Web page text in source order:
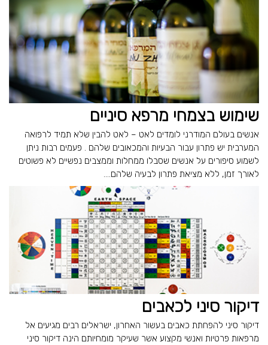
שימוש בצמחי מרפא סיניים
אנשים בעולם המודרני לומדים לאט – לאט להבין שלא תמיד לרפואה
המערבית יש פתרון עבור הבעיות והמכאובים שלהם . פעמים רבות ניתן
לשמוע סיפורים על אנשים שסבלו ממחלות וממצבים נפשיים לא פשוטים
לאורך זמן, ללא מציאת פתרון לבעיה שלהם....
דיקור סיני לכאבים
דיקור סיני להפחתת כאבים בעשור האחרון, ישראלים רבים מגיעים אל
מרפאות פרטיות ואנשי מקצוע אשר שעיקר מומחיותם הינה דיקור סיני